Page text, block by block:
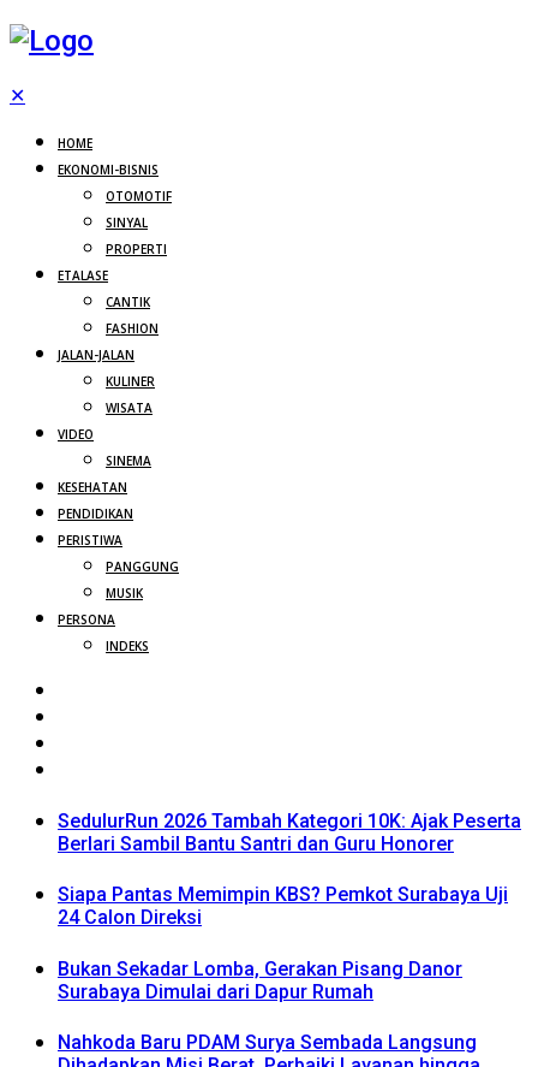
✕
HOME
EKONOMI-BISNIS
OTOMOTIF
SINYAL
PROPERTI
ETALASE
CANTIK
FASHION
JALAN-JALAN
KULINER
WISATA
VIDEO
SINEMA
KESEHATAN
PENDIDIKAN
PERISTIWA
PANGGUNG
MUSIK
PERSONA
INDEKS
SedulurRun 2026 Tambah Kategori 10K: Ajak Peserta
Berlari Sambil Bantu Santri dan Guru Honorer
Siapa Pantas Memimpin KBS? Pemkot Surabaya Uji
24 Calon Direksi
Bukan Sekadar Lomba, Gerakan Pisang Danor
Surabaya Dimulai dari Dapur Rumah
Nahkoda Baru PDAM Surya Sembada Langsung